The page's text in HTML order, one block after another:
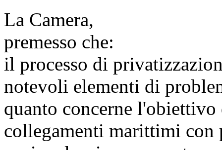
La Camera,
premesso che:
il processo di
notevoli elementi di
quanto concerne
collegamenti marittimi